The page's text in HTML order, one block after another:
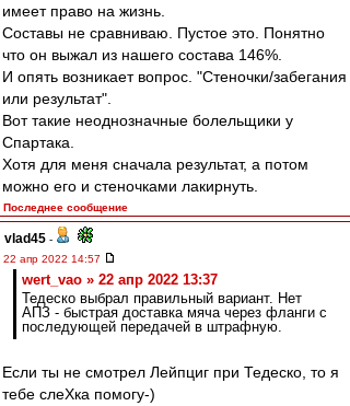
имеет право на жизнь.
Составы не сравниваю. Пустое это. Понятно
что он выжал из нашего состава 146%.
И опять возникает вопрос. "Стеночки/забегания
или результат".
Вот такие неоднозначные болельщики у
Спартака.
Хотя для меня сначала результат, а потом
можно его и стеночками лакирнуть.
Последнее сообщение
vlad45 -
22 апр 2022 14:57
wert_vao » 22 апр 2022 13:37
Тедеско выбрал правильный вариант. Нет
АПЗ - быстрая доставка мяча через фланги с
последующей передачей в штрафную.
Если ты не смотрел Лейпциг при Тедеско, то я
тебе слеХка помогу-)